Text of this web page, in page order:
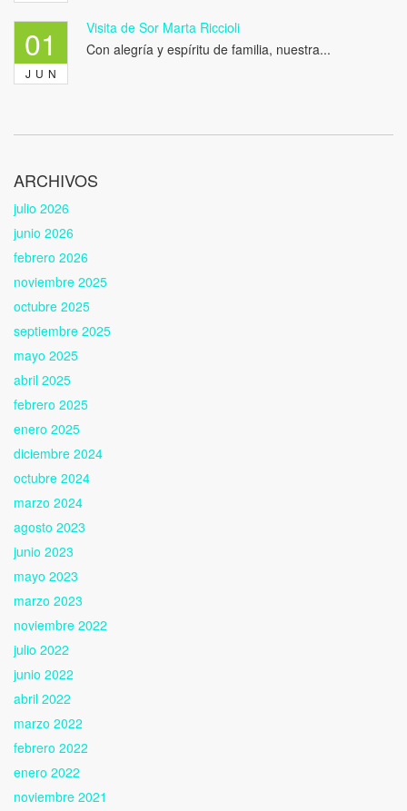
01
JUN
Visita de Sor Marta Riccioli
Con alegría y espíritu de familia, nuestra...
ARCHIVOS
julio 2026
junio 2026
febrero 2026
noviembre 2025
octubre 2025
septiembre 2025
mayo 2025
abril 2025
febrero 2025
enero 2025
diciembre 2024
octubre 2024
marzo 2024
agosto 2023
junio 2023
mayo 2023
marzo 2023
noviembre 2022
julio 2022
junio 2022
abril 2022
marzo 2022
febrero 2022
enero 2022
noviembre 2021